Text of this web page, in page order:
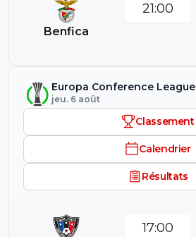
Benfica
21:00
Europa Conference League
jeu. 6 août
Classement
Calendrier
Résultats
17:00